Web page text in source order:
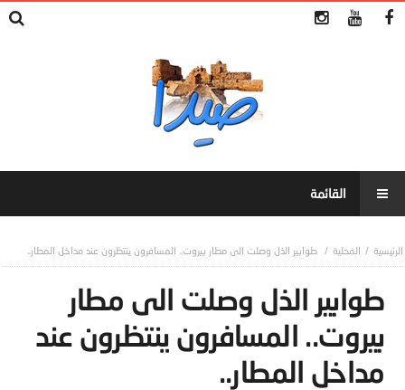
المحلية طوابير الذل وصلت الى مطار بيروت.. المسافرون ينتظرون عند مداخل المطار..
طوابير الذل وصلت الى مطار
بيروت.. المسافرون ينتظرون عند
مداخل المطار..